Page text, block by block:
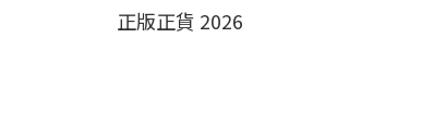
正版正貨 2026